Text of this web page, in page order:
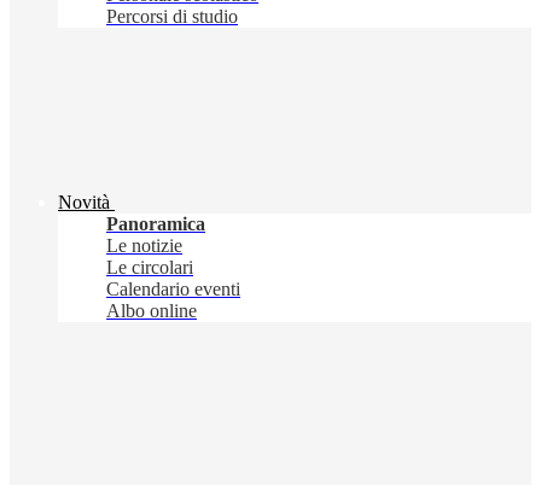
Percorsi di studio
Novità
Panoramica
Le notizie
Le circolari
Calendario eventi
Albo online